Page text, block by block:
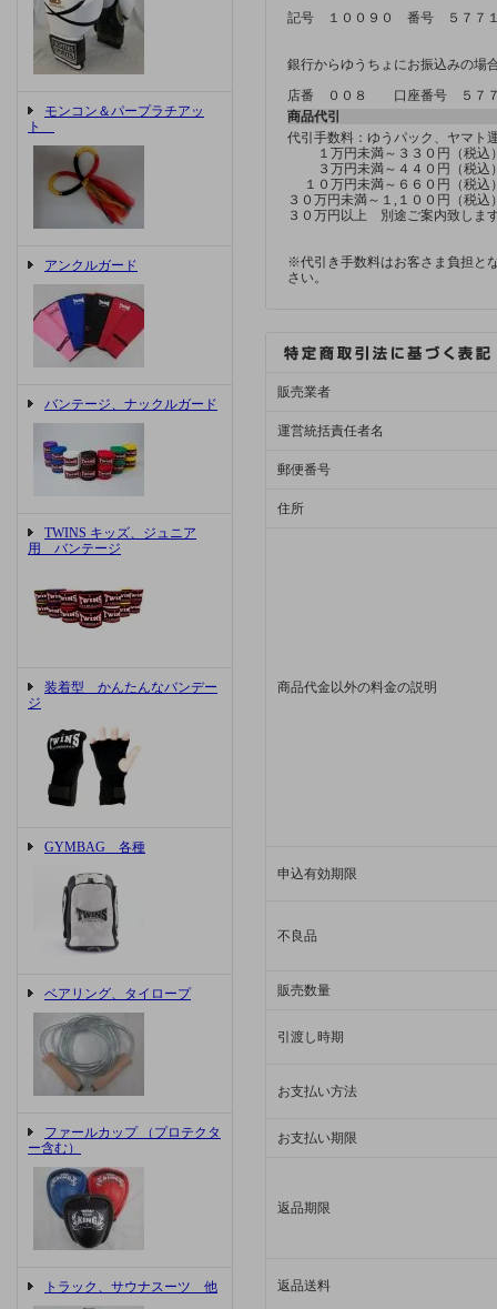
モンコン＆パープラチアッ
ト
アンクルガード
バンテージ、ナックルガード
TWINS キッズ、ジュニア
用 バンテージ
装着型 かんたんなバンデー
ジ
GYMBAG 各種
ベアリング、タイロープ
ファールカップ （プロテクタ
ー含む）
トラック、サウナスーツ 他
記号 １００９０ 番号 ５７７
銀行からゆうちょにお振込みの場
店番 ００８ 口座番号 ５７７
商品代引
代引手数料：ゆうパック、ヤマ
１万円未満～３３０円（税込
３万円未満～４４０円（税込
１０万円未満～６６０円（税込
３０万円未満～１,１００円（税込
３０万円以上 別途ご案内致しま
※代引き手数料はお客さま負担と
さい。
販売業者
運営統括責任者名
郵便番号
住所
商品代金以外の料金の説明
申込有効期限
不良品
販売数量
引渡し時期
お支払い方法
お支払い期限
返品期限
返品送料